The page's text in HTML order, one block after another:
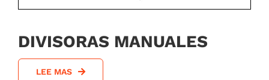
DIVISORAS MANUALES
LEE MAS